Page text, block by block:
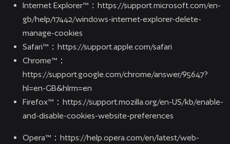
Internet Explorer™： https://support.microsoft.com/en-
gb/help/17442/windows-internet-explorer-delete-
manage-cookies
Safari™： https://support.apple.com/safari
Chrome™：
https://support.google.com/chrome/answer/95647?
hl=en-GB&hlrm=en
Firefox™： https://support.mozilla.org/en-US/kb/enable-
and-disable-cookies-website-preferences
Opera™： https://help.opera.com/en/latest/web-